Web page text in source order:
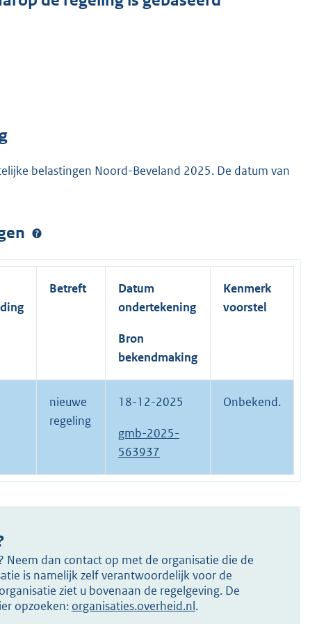
belastingen Noord-Beveland 2025. De datum van
Betreft
Datum
ondertekening
Bron
bekendmaking
Kenmerk
voorstel
nieuwe
regeling
18-12-2025
gmb-2025-
563937
Onbekend.
dan contact op met de organisatie die de
is namelijk zelf verantwoordelijk voor de
ziet u bovenaan de regelgeving. De
opzoeken: organisaties.overheid.nl.